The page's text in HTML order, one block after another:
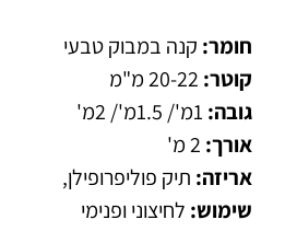
חומר: קנה במבוק טבעי
קוטר: 20-22 מ"מ
גובה:
אורך:
אריזה: תיק פוליפרופילן,
שימוש: לחיצוני ופנימי